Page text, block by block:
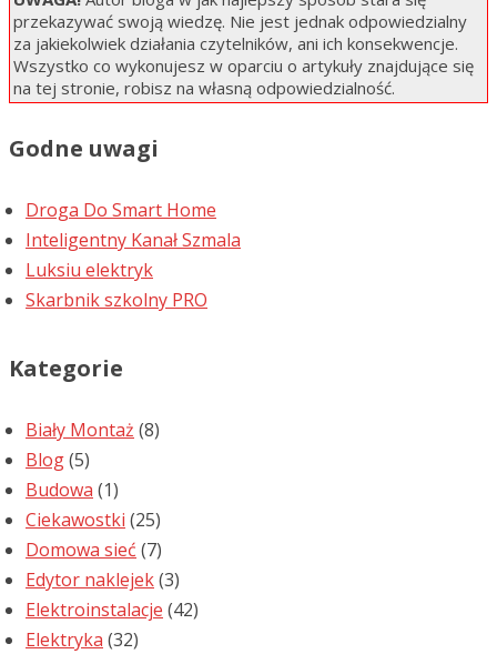
przekazywać swoją wiedzę. Nie jest jednak odpowiedzialny
za jakiekolwiek działania czytelników, ani ich konsekwencje.
Wszystko co wykonujesz w oparciu o artykuły znajdujące się
na tej stronie, robisz na własną odpowiedzialność.
Godne uwagi
Droga Do Smart Home
Inteligentny Kanał Szmala
Luksiu elektryk
Skarbnik szkolny PRO
Kategorie
Biały Montaż (8)
Blog(5)
Budowa (1)
Ciekawostki (25)
Domowa sieć (7)
Edytor naklejek(3)
Elektroinstalacje (42)
Elektryka (32)